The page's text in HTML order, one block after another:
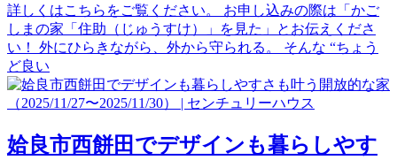
詳しくはこちらをご覧ください。 お申し込みの際は「かご
しまの家「住助（じゅうすけ）」を見た」とお伝えくださ
い！ 外にひらきながら、外から守られる。 そんな “ちょう
ど良い
姶良市西餅田でデザインも暮らしやす